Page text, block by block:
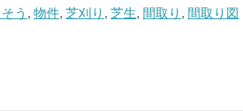
う ,物件,芝刈り ,芝生, 間取り , 間取り図